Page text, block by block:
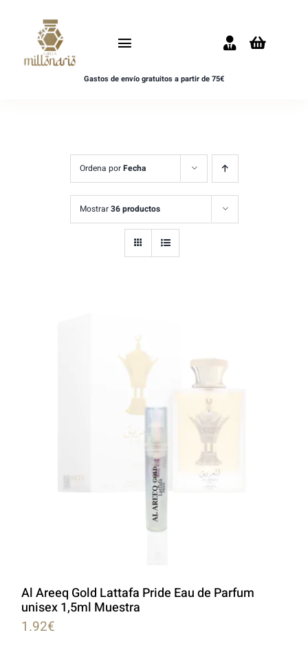
contenido
Toggle
Navigation
Gastos de envío gratuitos a partir de 75€
Ordena porFecha
Mostrar36 productos
Al Areeq Gold Lattafa Pride Eau de Parfum
unisex 1,5ml Muestra
1.92€